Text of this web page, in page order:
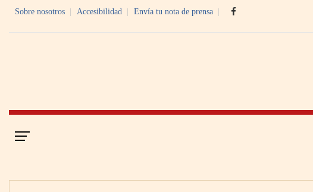
Sobre nosotros Accesibilidad Envía tu nota de prensa